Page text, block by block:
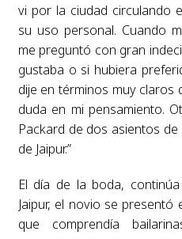
vi por la ciudad circulando
su uso personal. Cuando
me preguntó con gran
gustaba o si hubiera
dije en términos muy claros
duda en mi pensamiento.
Packard de dos asientos
de Jaipur.”
El día de la boda,
Jaipur, el novio se
que comprendía